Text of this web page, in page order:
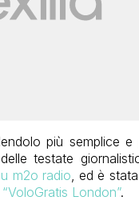
più semplice
testate
m2o radio, ed è
“VoloGratis London”.